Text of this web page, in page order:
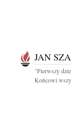
JAN
"Pierwszy
Końcowi